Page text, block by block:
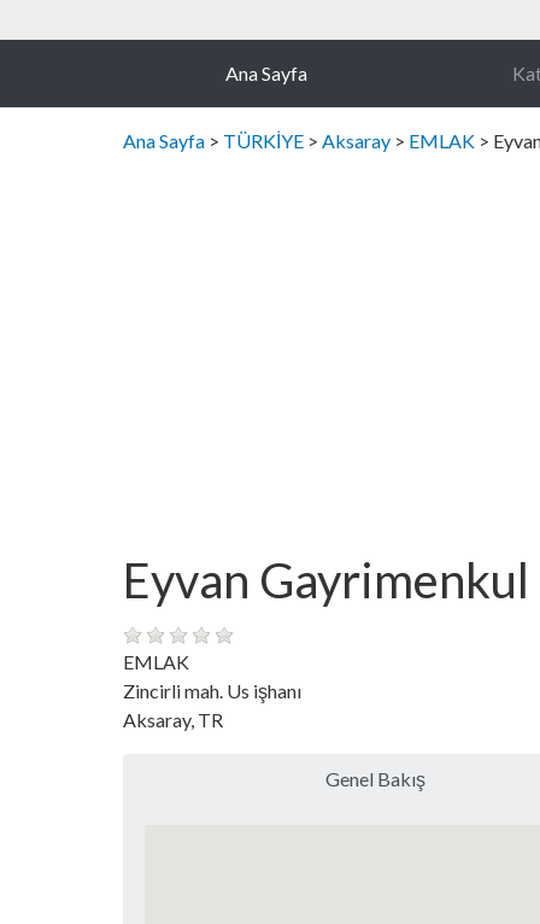
Ana Sayfa
Ana Sayfa > TÜRKİYE > Aksaray > EMLAK >
Eyvan Gayrimenkul
EMLAK
Zincirli mah. Us işhanı
Aksaray, TR
Genel Bakış